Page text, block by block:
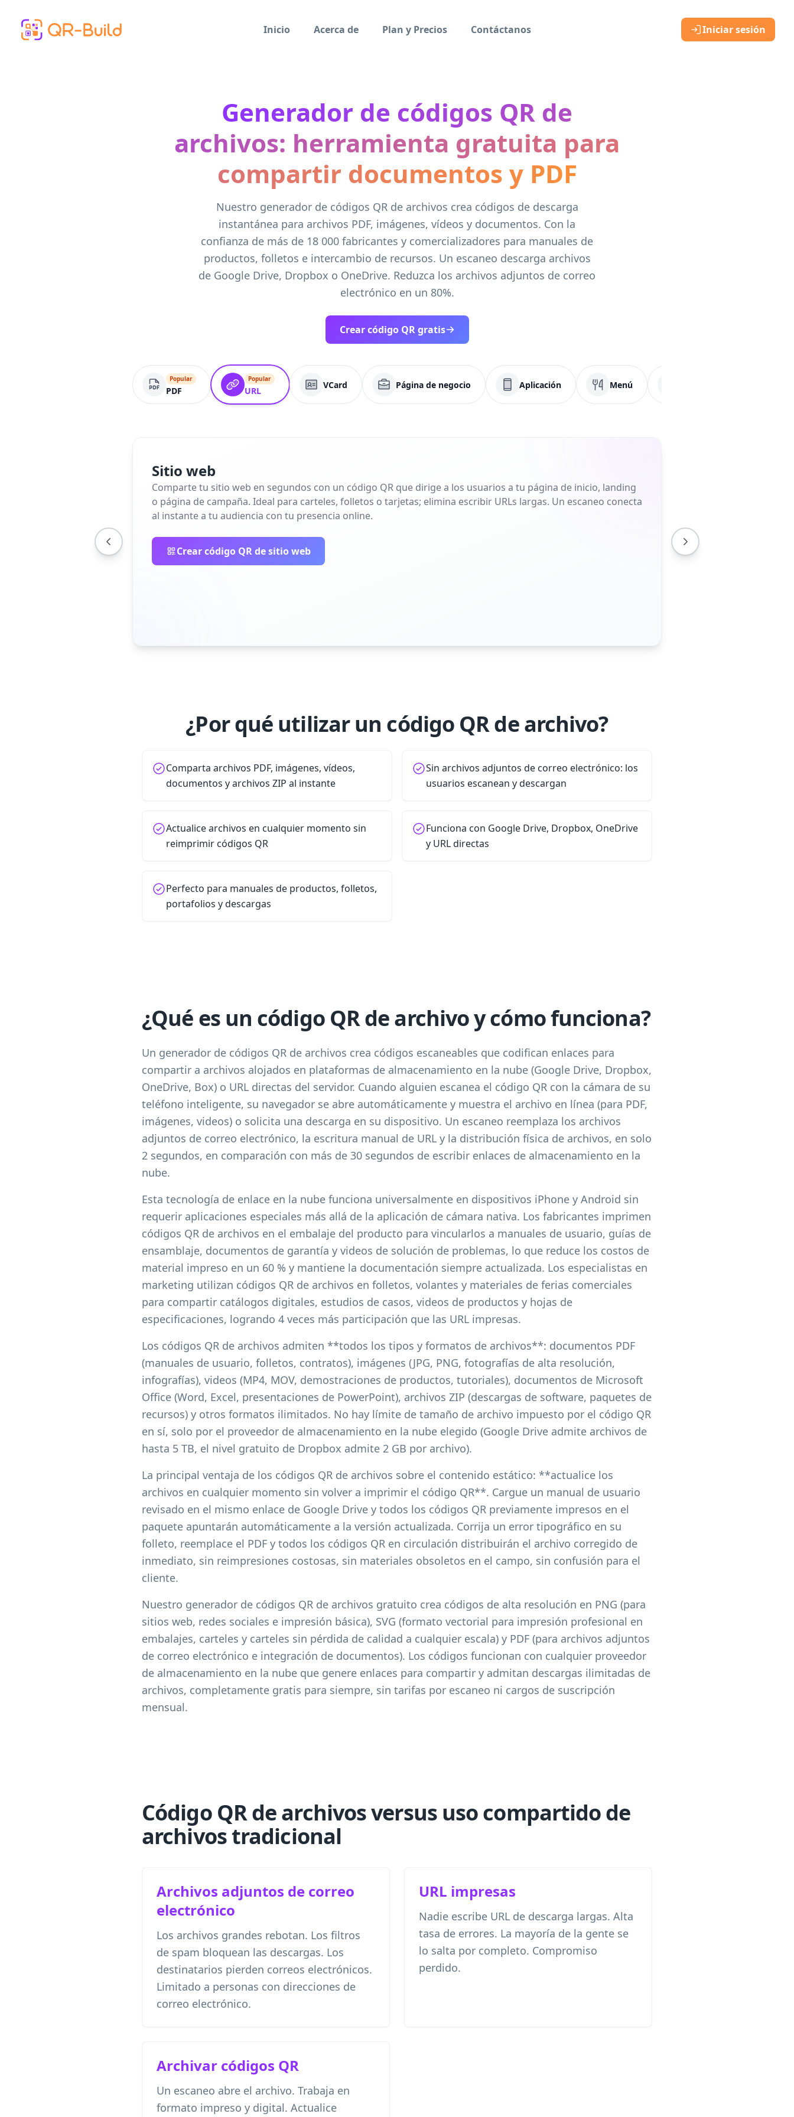
Inicio
Acerca de Plan y Precios Contáctanos Iniciar sesión
Generador de códigos QR de
archivos: herramienta gratuita para
compartir documentos y PDF
Nuestro generador de códigos QR de archivos crea códigos de descarga
instantánea para archivos PDF, imágenes, vídeos y documentos. Con la
confianza de más de 18 000 fabricantes y comercializadores para manuales de
productos, folletos e intercambio de recursos. Un escaneo descarga archivos
de Google Drive, Dropbox o OneDrive. Reduzca los archivos adjuntos de correo
electrónico en un 80%.
Crear código QR gratis
Popular
PDF
Popular
URL
VCard Página de negocio Aplicación Menú
Sitio web
Comparte tu sitio web en segundos con un código QR que dirige a los usuarios a tu página de inicio, landing
o página de campaña. Ideal para carteles, folletos o tarjetas; elimina escribir URLs largas. Un escaneo conecta
al instante a tu audiencia con tu presencia online.
Crear código QR de sitio web
¿Por qué utilizar un código QR de archivo?
Comparta archivos PDF, imágenes, vídeos,
documentos y archivos ZIP al instante
Sin archivos adjuntos de correo electrónico: los
usuarios escanean y descargan
Actualice archivos en cualquier momento sin
reimprimir códigos QR
Funciona con Google Drive, Dropbox, OneDrive
y URL directas
Perfecto para manuales de productos, folletos,
portafolios y descargas
¿Qué es un código QR de archivo y cómo funciona?
Un generador de códigos QR de archivos crea códigos escaneables que codifican enlaces para
compartir a archivos alojados en plataformas de almacenamiento en la nube (Google Drive, Dropbox,
OneDrive, Box) o URL directas del servidor. Cuando alguien escanea el código QR con la cámara de su
teléfono inteligente, su navegador se abre automáticamente y muestra el archivo en línea (para PDF,
imágenes, videos) o solicita una descarga en su dispositivo. Un escaneo reemplaza los archivos
adjuntos de correo electrónico, la escritura manual de URL y la distribución física de archivos, en solo
2 segundos, en comparación con más de 30 segundos de escribir enlaces de almacenamiento en la
nube.
Esta tecnología de enlace en la nube funciona universalmente en dispositivos iPhone y Android sin
requerir aplicaciones especiales más allá de la aplicación de cámara nativa. Los fabricantes imprimen
códigos QR de archivos en el embalaje del producto para vincularlos a manuales de usuario, guías de
ensamblaje, documentos de garantía y videos de solución de problemas, lo que reduce los costos de
material impreso en un 60 % y mantiene la documentación siempre actualizada. Los especialistas en
marketing utilizan códigos QR de archivos en folletos, volantes y materiales de ferias comerciales
para compartir catálogos digitales, estudios de casos, videos de productos y hojas de
especificaciones, logrando 4 veces más participación que las URL impresas.
Los códigos QR de archivos admiten **todos los tipos y formatos de archivos**: documentos PDF
(manuales de usuario, folletos, contratos), imágenes (JPG, PNG, fotografías de alta resolución,
infografías), videos (MP4, MOV, demostraciones de productos, tutoriales), documentos de Microsoft
Office (Word, Excel, presentaciones de PowerPoint), archivos ZIP (descargas de software, paquetes de
recursos) y otros formatos ilimitados. No hay límite de tamaño de archivo impuesto por el código QR
en sí, solo por el proveedor de almacenamiento en la nube elegido (Google Drive admite archivos de
hasta 5 TB, el nivel gratuito de Dropbox admite 2 GB por archivo).
La principal ventaja de los códigos QR de archivos sobre el contenido estático: **actualice los
archivos en cualquier momento sin volver a imprimir el código QR**. Cargue un manual de usuario
revisado en el mismo enlace de Google Drive y todos los códigos QR previamente impresos en el
paquete apuntarán automáticamente a la versión actualizada. Corrija un error tipográfico en su
folleto, reemplace el PDF y todos los códigos QR en circulación distribuirán el archivo corregido de
inmediato, sin reimpresiones costosas, sin materiales obsoletos en el campo, sin confusión para el
cliente.
Nuestro generador de códigos QR de archivos gratuito crea códigos de alta resolución en PNG (para
sitios web, redes sociales e impresión básica), SVG (formato vectorial para impresión profesional en
embalajes, carteles y carteles sin pérdida de calidad a cualquier escala) y PDF (para archivos adjuntos
de correo electrónico e integración de documentos). Los códigos funcionan con cualquier proveedor
de almacenamiento en la nube que genere enlaces para compartir y admitan descargas ilimitadas de
archivos, completamente gratis para siempre, sin tarifas por escaneo ni cargos de suscripción
mensual.
Código QR de archivos versus uso compartido de
archivos tradicional
Archivos adjuntos de correo
electrónico
Los archivos grandes rebotan. Los filtros
de spam bloquean las descargas. Los
destinatarios pierden correos electrónicos.
Limitado a personas con direcciones de
correo electrónico.
URL impresas
Nadie escribe URL de descarga largas. Alta
tasa de errores. La mayoría de la gente se
lo salta por completo. Compromiso
perdido.
Archivar códigos QR
Un escaneo abre el archivo. Trabaja en
formato impreso y digital. Actualice